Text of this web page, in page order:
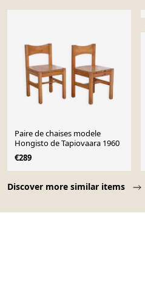
Discover more similar items
Paire de chaises modele
Hongisto de Tapiovaara 1960
€289